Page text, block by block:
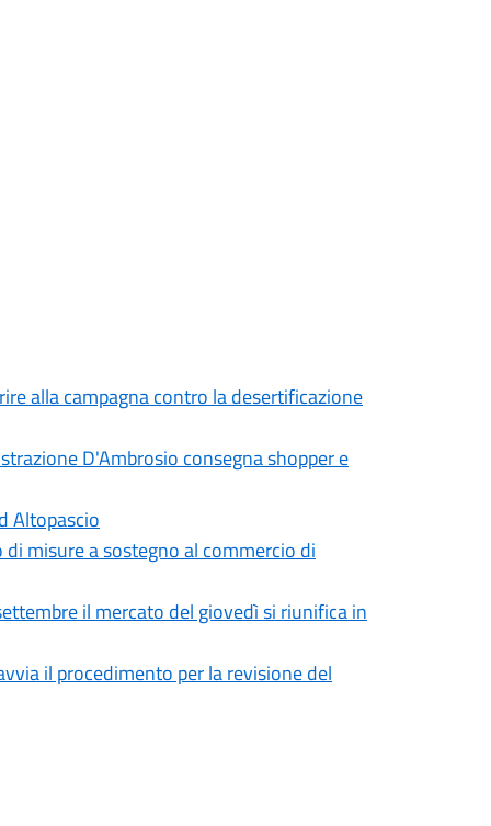
alla campagna contro la desertificazione
D'Ambrosio consegna shopper e
Altopascio
misure a sostegno al commercio di
il mercato del giovedì si riunifica in
il procedimento per la revisione del